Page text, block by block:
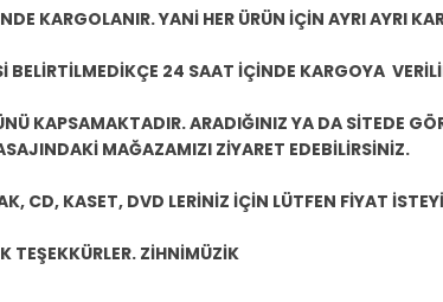
KARGOLANIR. YANİ HER ÜRÜN İÇİN AYRI AYRI
BELİRTİLMEDİKÇE 24 SAAT İÇİNDE KARGOYA
KAPSAMAKTADIR. ARADIĞINIZ YA DA SİTEDE
MAĞAZAMIZI ZİYARET EDEBİLİRSİNİZ.
CD, KASET, DVD LERİNİZ İÇİN LÜTFEN FİYAT
TEŞEKKÜRLER. ZİHNİMÜZİK